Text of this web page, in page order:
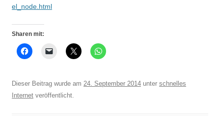
el_node.html
Sharen mit:
Dieser Beitrag wurde am 24. September 2014 unter schnelles
Internet veröffentlicht.